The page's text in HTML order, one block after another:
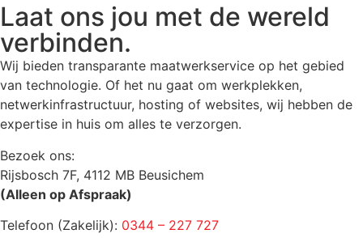
Laat ons jou met de wereld
verbinden.
Wij bieden transparante maatwerkservice op het gebied
van technologie. Of het nu gaat om werkplekken,
netwerkinfrastructuur, hosting of websites, wij hebben de
expertise in huis om alles te verzorgen.
Bezoek ons:
Rijsbosch 7F, 4112 MB Beusichem
(Alleen op Afspraak)
Telefoon (Zakelijk): 0344 – 227 727